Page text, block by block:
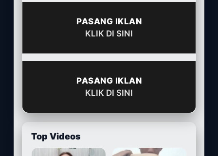
PASANG IKLAN
KLIK DI SINI
PASANG IKLAN
KLIK DI SINI
Top Videos